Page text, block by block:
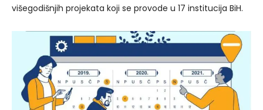
višegodišnjih projekata koji se provode u 17 institucija BiH.